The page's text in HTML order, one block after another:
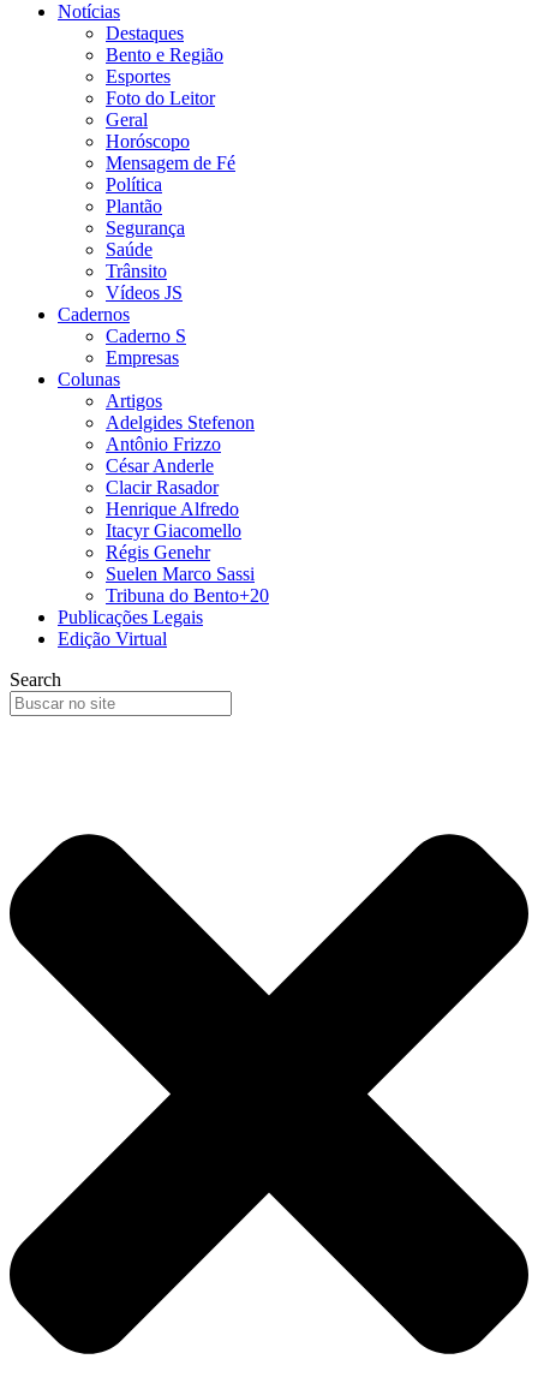
Notícias
Destaques
Bento e Região
Esportes
Foto do Leitor
Geral
Horóscopo
Mensagem de Fé
Política
Plantão
Segurança
Saúde
Trânsito
Vídeos JS
Cadernos
Caderno S
Empresas
Colunas
Artigos
Adelgides Stefenon
Antônio Frizzo
César Anderle
Clacir Rasador
Henrique Alfredo
Itacyr Giacomello
Régis Genehr
Suelen Marco Sassi
Tribuna do Bento+20
Publicações Legais
Edição Virtual
Search